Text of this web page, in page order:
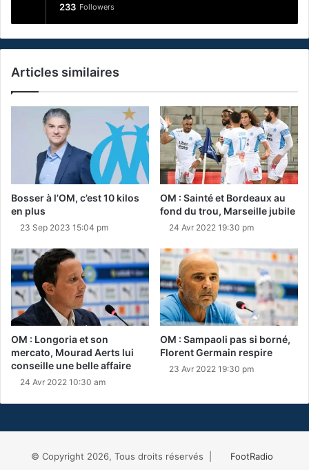
233 Followers
Articles similaires
Bosser à l’OM, c’est 10 kilos
en plus
23 Sep 2023 15:04 pm
OM : Sainté et Bordeaux au
fond du trou, Marseille jubile
24 Avr 2022 19:30 pm
OM : Longoria et son
mercato, Mourad Aerts lui
conseille une belle affaire
24 Avr 2022 10:30 am
OM : Sampaoli pas si borné,
Florent Germain respire
23 Avr 2022 19:30 pm
© Copyright 2026, Tous droits réservés | FootRadio